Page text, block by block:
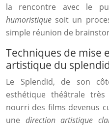
la rencontre avec le
humoristique soit un
simple réunion de
Techniques de mise
artistique du splendid
Le Splendid, de son
esthétique théâtrale
nourri des films devenus
une direction artistique